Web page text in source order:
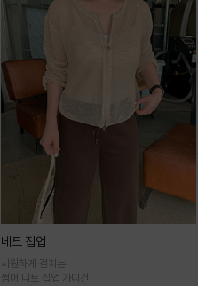
네트 집업
시원하게 걸치는
썸머 니트 집업 가디건